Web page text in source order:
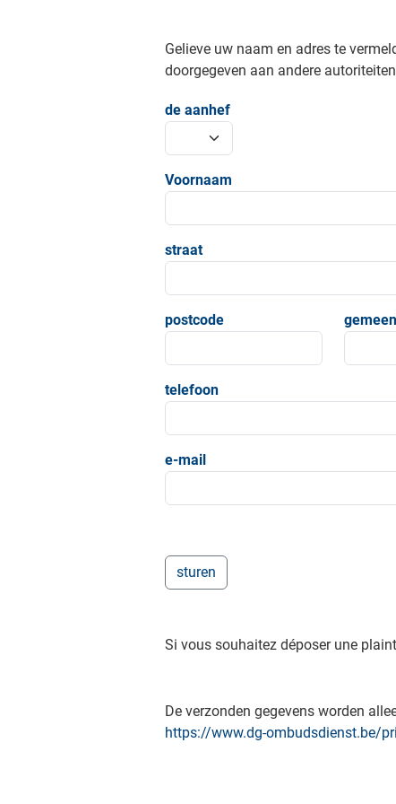
Gelieve uw naam en adres te
doorgegeven aan andere
de aanhef
Voornaam
straat
postcode
telefoon
e-mail
Si vous souhaitez déposer une
De verzonden gegevens worden
https://www.dg-ombudsdienst.be/